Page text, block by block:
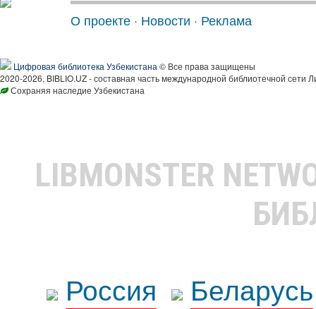
О проекте · Новости · Реклама
Цифровая библиотека Узбекистана © Все права защищены
2020-2026, BIBLIO.UZ - составная часть международной библиотечной сети
Сохраняя наследие Узбекистана
LIBMONSTER
Россия
Беларусь